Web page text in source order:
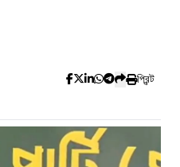
প্রিন্ট